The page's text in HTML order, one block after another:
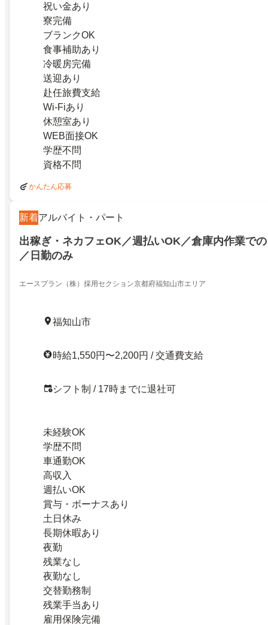
祝い金あり
寮完備
ブランクOK
食事補助あり
冷暖房完備
送迎あり
赴任旅費支給
Wi-Fiあり
休憩室あり
WEB面接OK
学歴不問
資格不問
かんたん応募
新着アルバイト・パート
出稼ぎ・ネカフェOK／週払いOK／倉庫内作業で
／日勤のみ
エースプラン（株）採用セクション京都府福知山市エリア
福知山市
時給1,550円〜2,200円 / 交通費支給
シフト制 / 17時までに退社可
未経験OK
学歴不問
車通勤OK
高収入
週払いOK
賞与・ボーナスあり
土日休み
長期休暇あり
夜勤
残業なし
夜勤なし
交替勤務制
残業手当あり
雇用保険完備